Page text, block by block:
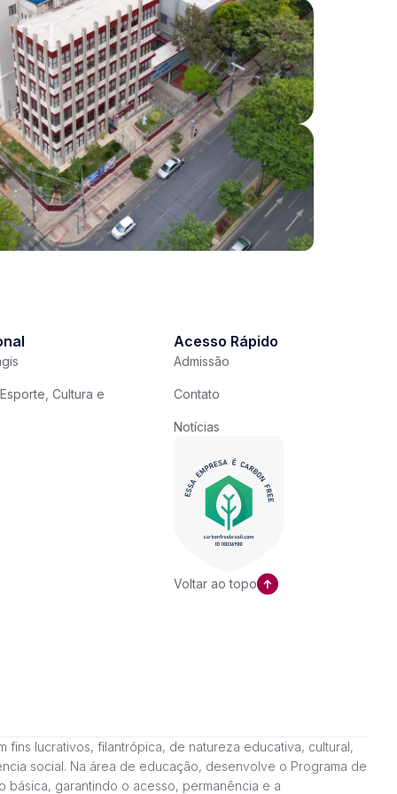
Cultura e
Acesso Rápido
Admissão
Contato
Notícias
Voltar ao topo
fins lucrativos, filantrópica, de natureza educativa, cultural,
social. Na área de educação, desenvolve o Programa de
básica, garantindo o acesso, permanência e a